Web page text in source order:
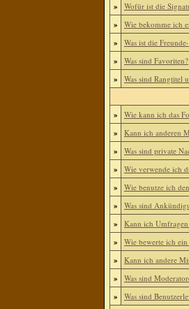
» Wofür ist die
» Wie bekomme ich
» Was ist die
» Was sind Favoriten?
» Was sind Rangtitel
»
Wie kann ich das
» Kann ich anderen
» Was sind private
» Wie verwende ich
» Wie benutze ich
» Was sind
» Kann ich
» Wie bewerte ich
» Kann ich andere
» Was sind
» Was sind